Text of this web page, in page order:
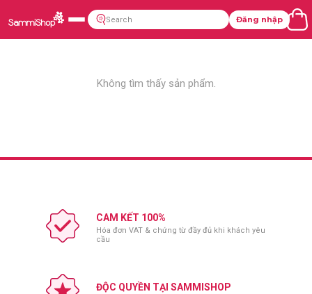
Đăng nhập
Không tìm thấy sản phẩm.
CAM KẾT 100%
Hóa đơn VAT & chứng từ đầy đủ khi khách yêu
cầu
ĐỘC QUYỀN TẠI SAMMISHOP